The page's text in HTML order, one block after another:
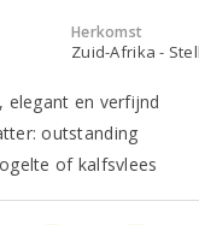
Herkomst
Zuid-Afrika -
elegant en verfijnd
outstanding
of kalfsvlees